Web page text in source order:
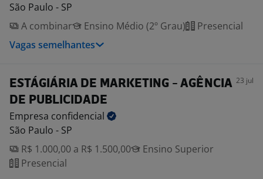
São Paulo - SP
A combinar
Ensino Médio (2º Grau)
Presencial
Vagas semelhantes
ESTÁGIÁRIA DE MARKETING - AGÊNCIA
DE PUBLICIDADE
23 jul
Empresa confidencial
São Paulo - SP
R$ 1.000,00 a R$ 1.500,00
Ensino Superior
Presencial